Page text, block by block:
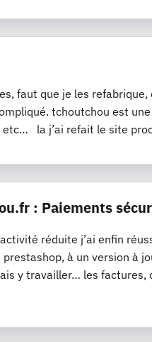
faut que je les refabrique,
tchoutchou est
etc… la j’ai refait le site
: Paiements
réduite j’ai enfin
à un version à
y travailler… les